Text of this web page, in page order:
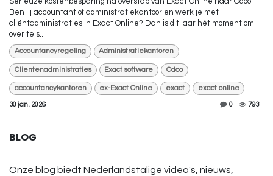
Ben jij accountant of administratiekantoor en werk je met
cliëntadministraties in Exact Online? Dan is dit jaar hét moment om
over te s...
Accountancyregeling Administratiekantoren
Clientenadministraties Exact software Odoo
accountancykantoren ex-Exact Online exact exact online
30 jan. 2026 0 793
BLOG
Onze blog biedt Nederlandstalige video's, nieuws,